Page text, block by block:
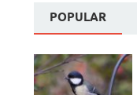
POPULAR